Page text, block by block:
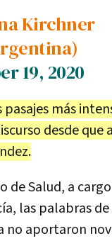
Kirchner
19, 2020
pasajes más
desde que
de Salud, a
las palabras
no aportaron